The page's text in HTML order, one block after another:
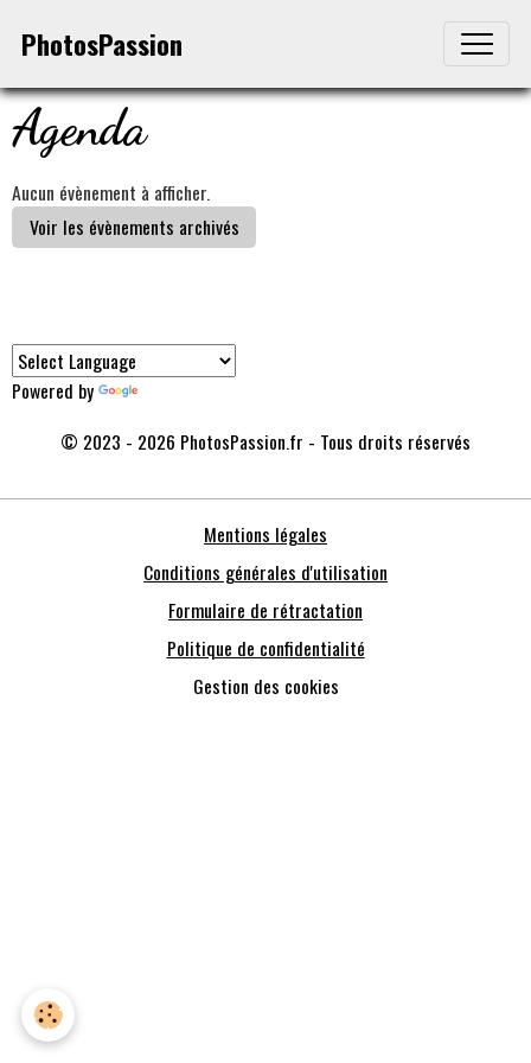
PhotosPassion
Agenda
Aucun évènement à afficher.
Voir les évènements archivés
Powered by
© 2023 - 2026 PhotosPassion.fr - Tous droits réservés
Mentions légales
Conditions générales d'utilisation
Formulaire de rétractation
Politique de confidentialité
Gestion des cookies